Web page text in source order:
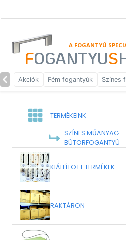
A FOGANTYÚ
FOGANTYUS
Akciók Fém fogantyúk Színes
TERMÉKEINK
SZÍNES MŰANYAG
BÚTORFOGANTYÚ
KIÁLLÍTOTT TERMÉKEK
RAKTÁRON